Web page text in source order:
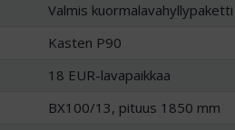
Valmis
Kasten P90
18 EUR-lavapaikkaa
BX100/13, pituus 1850 mm